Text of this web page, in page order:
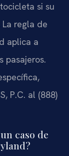
si su
regla de
aplica a
pasajeros.
P.C. al (888)
caso de